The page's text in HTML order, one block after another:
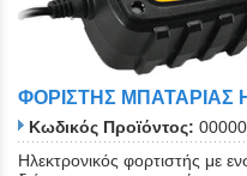
ΦΟΡΙΣΤΗΣ ΜΠΑΤΑΡΙΑΣ
Κωδικός Προϊόντος:
Ηλεκτρονικός φορτιστής με